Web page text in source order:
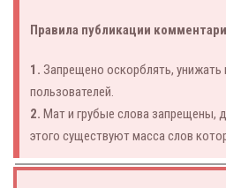
Правила публикации
1. Запрещено оскорблять, унижать
пользователей.
2. Мат и грубые слова запрещены,
этого существуют масса слов